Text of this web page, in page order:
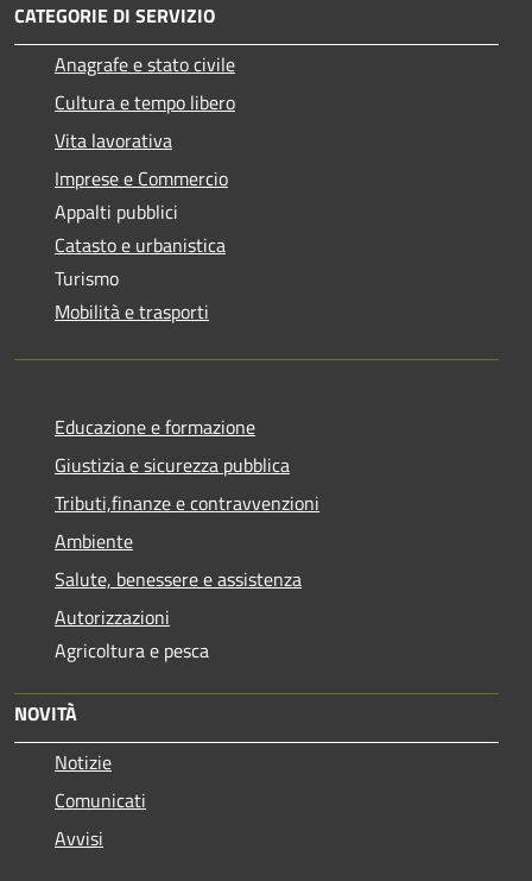
CATEGORIE DI SERVIZIO
Anagrafe e stato civile
Cultura e tempo libero
Vita lavorativa
Imprese e Commercio
Appalti pubblici
Catasto e urbanistica
Turismo
Mobilità e trasporti
Educazione e formazione
Giustizia e sicurezza pubblica
Tributi,finanze e contravvenzioni
Ambiente
Salute, benessere e assistenza
Autorizzazioni
Agricoltura e pesca
NOVITÀ
Notizie
Comunicati
Avvisi